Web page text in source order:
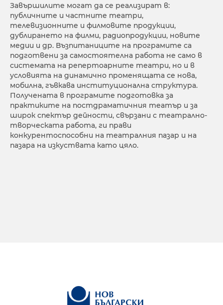
Завършилите могат да се реализират в:
публичните и частните театри,
телевизионните и филмовите продукции,
дублирането на филми, радиопродукции, новите
медии и др. Възпитаниците на програмите са
подготвени за самостоятелна работа не само в
системата на репертоарните театри, но и в
условията на динамично променящата се нова,
мобилна, гъвкава институционална структура.
Получената в програмите подготовка за
практиките на постдраматичния театър и за
широк спектър дейности, свързани с театрално-
творческата работа, ги прави
конкурентоспособни на театралния пазар и на
пазара на изкуствата като цяло.